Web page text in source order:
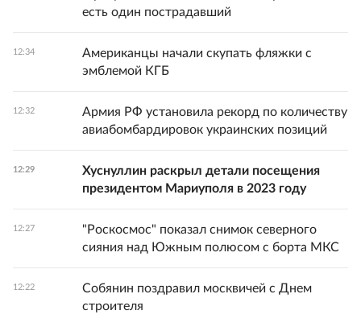
есть один пострадавший
12:34
Американцы начали скупать фляжки с
эмблемой КГБ
12:32
Армия РФ установила рекорд по количеству
авиабомбардировок украинских позиций
12:29
Хуснуллин раскрыл детали посещения
президентом Мариуполя в 2023 году
12:27
"Роскосмос" показал снимок северного
сияния над Южным полюсом с борта МКС
12:22
Собянин поздравил москвичей с Днем
строителя